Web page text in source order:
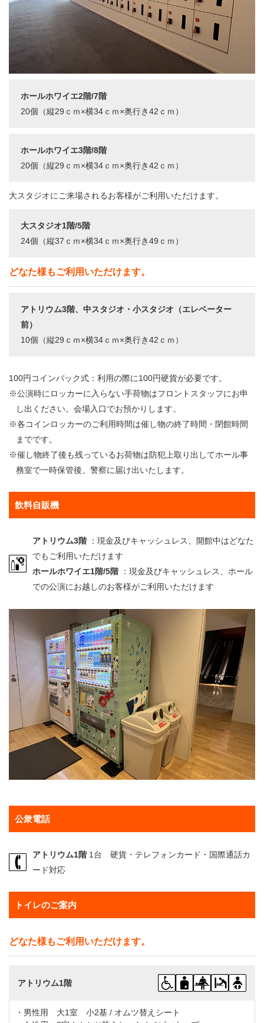
ホールホワイエ2階/7階
20個（縦29ｃｍ×横34ｃｍ×奥行き42ｃｍ）
ホールホワイエ3階/8階
20個（縦29ｃｍ×横34ｃｍ×奥行き42ｃｍ）
大スタジオにご来場されるお客様がご利用いただけます。
大スタジオ1階/5階
24個（縦37ｃｍ×横34ｃｍ×奥行き49ｃｍ）
どなた様もご利用いただけます。
アトリウム3階、中スタジオ・小スタジオ（エレベーター
前）
10個（縦29ｃｍ×横34ｃｍ×奥行き42ｃｍ）
100円コインバック式：利用の際に100円硬貨が必要です。
※公演時にロッカーに入らない手荷物はフロントスタッフにお申
し出ください。会場入口でお預かりします。
※各コインロッカーのご利用時間は催し物の終了時間・閉館時間
までです。
※催し物終了後も残っているお荷物は防犯上取り出してホール事
務室で一時保管後、警察に届け出いたします。
飲料自販機
アトリウム3階 ：現金及びキャッシュレス、開館中はどなた
でもご利用いただけます
ホールホワイエ1階/5階 ：現金及びキャッシュレス、ホール
での公演にお越しのお客様がご利用いただけます
公衆電話
アトリウム1階1台 硬貨・テレフォンカード・国際通話カ
ード対応
トイレのご案内
どなた様もご利用いただけます。
アトリウム1階
・男性用 大1室 小2基 / オムツ替えシート